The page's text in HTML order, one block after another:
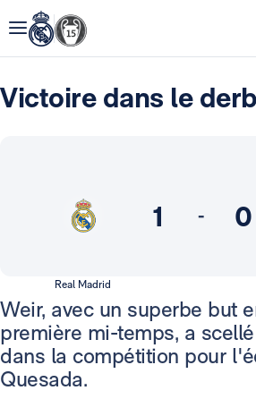
Victoire dans le
1 - 0
Real Madrid
Weir, avec un superbe but
première mi-temps, a
dans la compétition pour
Quesada.